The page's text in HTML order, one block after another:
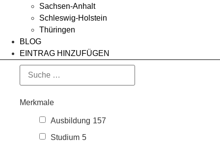
Sachsen-Anhalt
Schleswig-Holstein
Thüringen
BLOG
EINTRAG HINZUFÜGEN
Merkmale
Ausbildung 157
Studium 5